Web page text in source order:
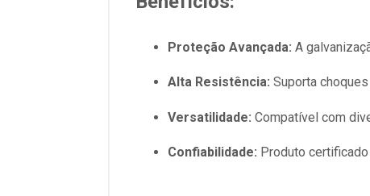
Proteção Avançada: A
Alta Resistência: Suporta
Versatilidade: Compatível com
Confiabilidade: Produto certificado